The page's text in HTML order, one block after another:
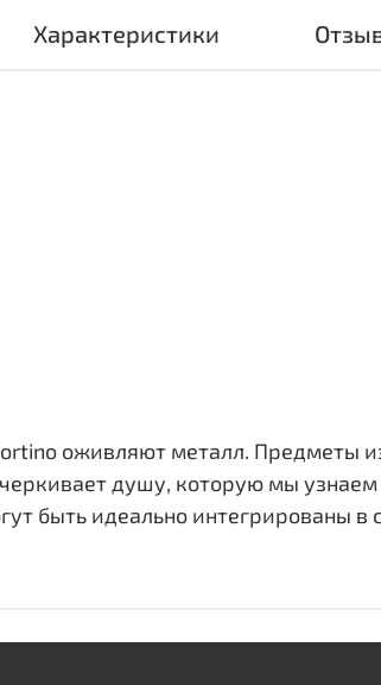
Характеристики
оживляют металл. Предметы
душу, которую мы
быть идеально интегрированы в